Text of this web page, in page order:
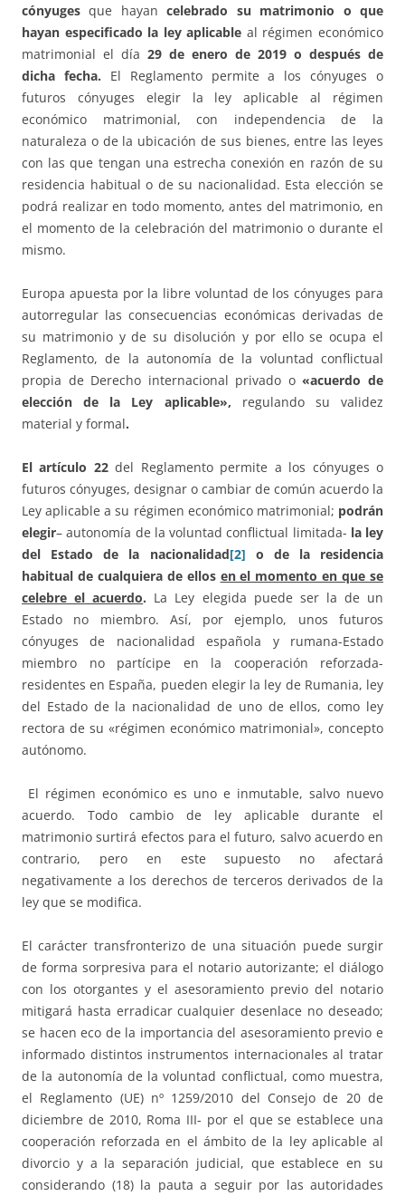
cónyuges que hayancelebrado su matrimonio o que
hayan especificado la ley aplicable al régimen económico
matrimonial el día 29 de enero de 2019 o después de
dicha fecha. El Reglamento permite a los cónyuges o
futuros cónyuges elegir la ley aplicable al régimen
económico matrimonial, con independencia de la
naturaleza o de la ubicación de sus bienes, entre las leyes
con las que tengan una estrecha conexión en razón de su
residencia habitual o de su nacionalidad. Esta elección se
podrá realizar en todo momento, antes del matrimonio, en
el momento de la celebración del matrimonio o durante el
mismo.
Europa apuesta por la libre voluntad de los cónyuges para
autorregular las consecuencias económicas derivadas de
su matrimonio y de su disolución y por ello se ocupa el
Reglamento, de la autonomía de la voluntad conflictual
propia de Derecho internacional privado o«acuerdo de
elección de la Ley aplicable», regulando su validez
material y formal.
El artículo 22del Reglamento permite a los cónyuges o
futuros cónyuges, designar o cambiar de común acuerdo la
Ley aplicable a su régimen económico matrimonial; podrán
elegir– autonomía de la voluntad conflictual limitada- la ley
del Estado de la nacionalidad[2] o de la residencia
habitual de cualquiera de ellos en el momento en que se
celebre el acuerdo. La Ley elegida puede ser la de un
Estado no miembro. Así, por ejemplo, unos futuros
cónyuges de nacionalidad española y rumana-Estado
miembro no partícipe en la cooperación reforzada-
residentes en España, pueden elegir la ley de Rumania, ley
del Estado de la nacionalidad de uno de ellos, como ley
rectora de su «régimen económico matrimonial», concepto
autónomo.
El régimen económico es uno e inmutable, salvo nuevo
acuerdo. Todo cambio de ley aplicable durante el
matrimonio surtirá efectos para el futuro, salvo acuerdo en
contrario, pero en este supuesto no afectará
negativamente a los derechos de terceros derivados de la
ley que se modifica.
El carácter transfronterizo de una situación puede surgir
de forma sorpresiva para el notario autorizante; el diálogo
con los otorgantes y el asesoramiento previo del notario
mitigará hasta erradicar cualquier desenlace no deseado;
se hacen eco de la importancia del asesoramiento previo e
informado distintos instrumentos internacionales al tratar
de la autonomía de la voluntad conflictual, como muestra,
el Reglamento (UE) nº 1259/2010 del Consejo de 20 de
diciembre de 2010, Roma III- por el que se establece una
cooperación reforzada en el ámbito de la ley aplicable al
divorcio y a la separación judicial, que establece en su
considerando (18) la pauta a seguir por las autoridades